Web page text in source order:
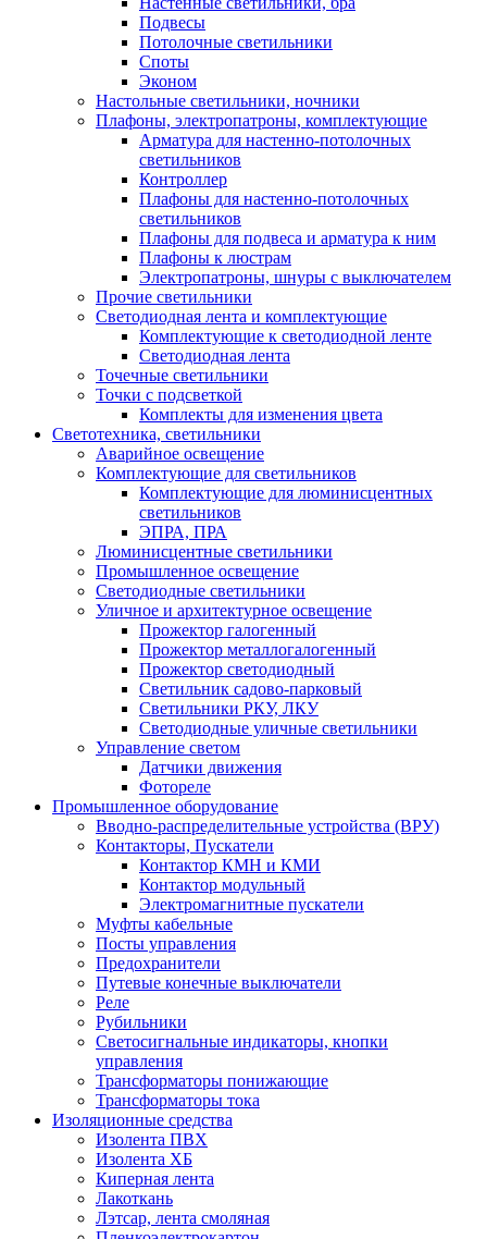
Подвесы
Потолочные светильники
Споты
Эконом
Настольные светильники, ночники
Плафоны, электропатроны, комплектующие
Арматура для настенно-потолочных
светильников
Контроллер
Плафоны для настенно-потолочных
светильников
Плафоны для подвеса и арматура к ним
Плафоны к люстрам
Электропатроны, шнуры с выключателем
Прочие светильники
Светодиодная лента и комплектующие
Комплектующие к светодиодной ленте
Светодиодная лента
Точечные светильники
Точки с подсветкой
Комплекты для изменения цвета
Светотехника, светильники
Аварийное освещение
Комплектующие для светильников
Комплектующие для люминисцентных
светильников
ЭПРА, ПРА
Люминисцентные светильники
Промышленное освещение
Светодиодные светильники
Уличное и архитектурное освещение
Прожектор галогенный
Прожектор металлогалогенный
Прожектор светодиодный
Светильник садово-парковый
Светильники РКУ, ЛКУ
Светодиодные уличные светильники
Управление светом
Датчики движения
Фотореле
Промышленное оборудование
Вводно-распределительные устройства (ВРУ)
Контакторы, Пускатели
Контактор КМН и КМИ
Контактор модульный
Электромагнитные пускатели
Муфты кабельные
Посты управления
Предохранители
Путевые конечные выключатели
Реле
Рубильники
Светосигнальные индикаторы, кнопки
управления
Трансформаторы понижающие
Трансформаторы тока
Изоляционные средства
Изолента ПВХ
Изолента ХБ
Киперная лента
Лакоткань
Лэтсар, лента смоляная